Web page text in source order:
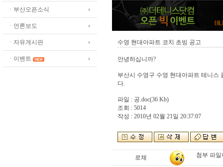
ㆍ부산오픈소식
ㆍ언론보도
ㆍ자유게시판
ㆍ이벤트
수영 현대아파트 코치 초빙 공고
안녕하십니까?
부산시 수영구 수영 현대아파트 테니스
다.
파일 : 공.doc(36 Kb)
조회 : 5014
작성 : 2010년 02월 21일 20:37:07
로체 첨부 파